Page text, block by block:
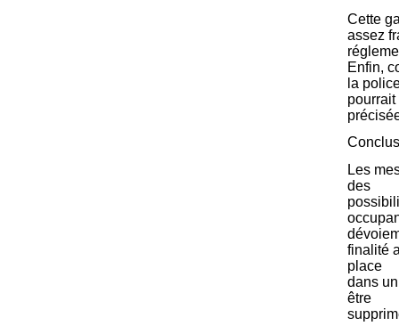
Cette
assez
Enfin,
la
pourrait
Les
des
finalité
place
dans
être